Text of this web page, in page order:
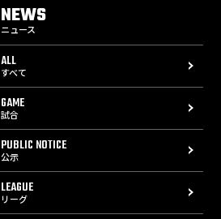
NEWS
ニュース
ALL
すべて
GAME
試合
PUBLIC NOTICE
公示
LEAGUE
リーグ